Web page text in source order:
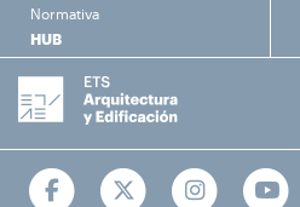
Normativa
HUB